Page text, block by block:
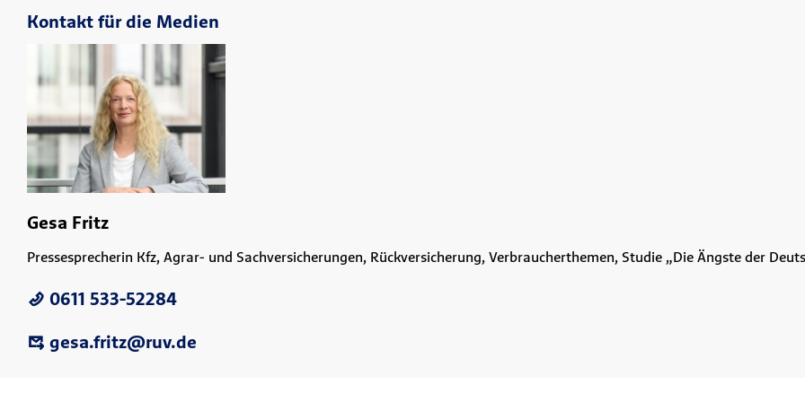
Kontakt für die Medien
Gesa Fritz
Pressesprecherin Kfz, Agrar- und Sachversicherungen, Rückversicherung, Verbraucherthemen, Studie „Die Ängste der
0611 533-52284
gesa.fritz@ruv.de